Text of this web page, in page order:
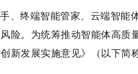
、终端智能管家、云端智能
险。为统筹推动智能体高
新发展实施意见》（以下简